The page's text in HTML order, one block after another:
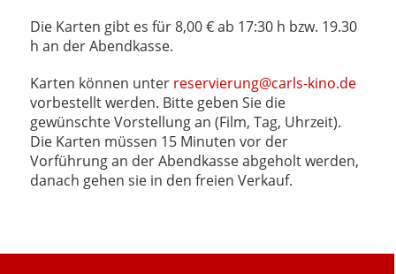
Die Karten gibt es für 8,00 € ab 17:30 h bzw. 19.30
h an der Abendkasse.
Karten können unter reservierung@carls-kino.de
vorbestellt werden. Bitte geben Sie die
gewünschte Vorstellung an (Film, Tag, Uhrzeit).
Die Karten müssen 15 Minuten vor der
Vorführung an der Abendkasse abgeholt werden,
danach gehen sie in den freien Verkauf.